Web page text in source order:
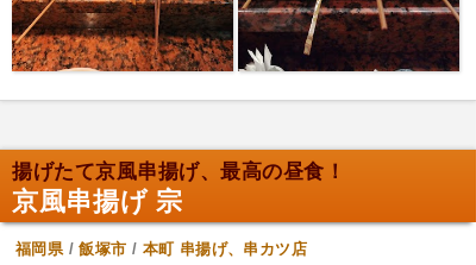
揚げたて京風串揚げ、最高の昼食！
京風串揚げ 宗
福岡県/飯塚市 / 本町 串揚げ、串カツ店